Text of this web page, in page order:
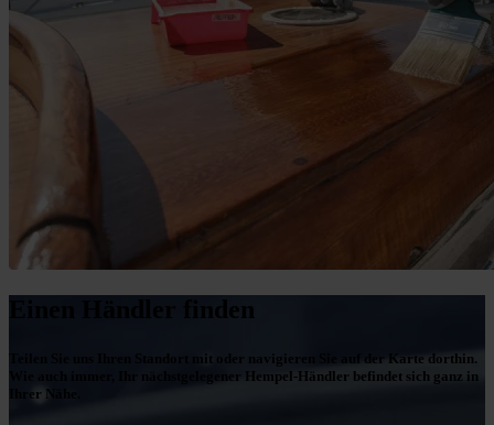
Einen Händler finden
Teilen Sie uns Ihren Standort mit oder navigieren Sie auf der Karte dorthin.
Wie auch immer, Ihr nächstgelegener Hempel-Händler befindet sich ganz in
Ihrer Nähe.